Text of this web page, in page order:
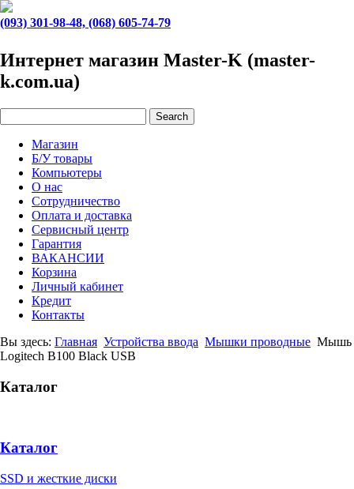
(093) 301-98-48, (068) 605-74-79
Интернет магазин Master-K (master-
k.com.ua)
Магазин
Б/У товары
Компьютеры
О нас
Сотрудничество
Оплата и доставка
Сервисный центр
Гарантия
ВАКАНСИИ
Корзина
Личный кабинет
Кредит
Контакты
Вы здесь: Главная Устройства ввода Мышки проводные Мышь
Logitech B100 Black USB
Каталог
Каталог
SSD и жесткие диски